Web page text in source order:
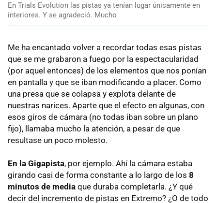
En Trials Evolution las pistas ya tenían lugar únicamente en
interiores. Y se agradeció. Mucho
Me ha encantado volver a recordar todas esas pistas
que se me grabaron a fuego por la espectacularidad
(por aquel entonces) de los elementos que nos ponían
en pantalla y que se iban modificando a placer. Como
una presa que se colapsa y explota delante de
nuestras narices. Aparte que el efecto en algunas, con
esos giros de cámara (no todas iban sobre un plano
fijo), llamaba mucho la atención, a pesar de que
resultase un poco molesto.
En la Gigapista, por ejemplo. Ahí la cámara estaba
girando casi de forma constante a lo largo de los 8
minutos de media que duraba completarla. ¿Y qué
decir del incremento de pistas en Extremo? ¿O de todo